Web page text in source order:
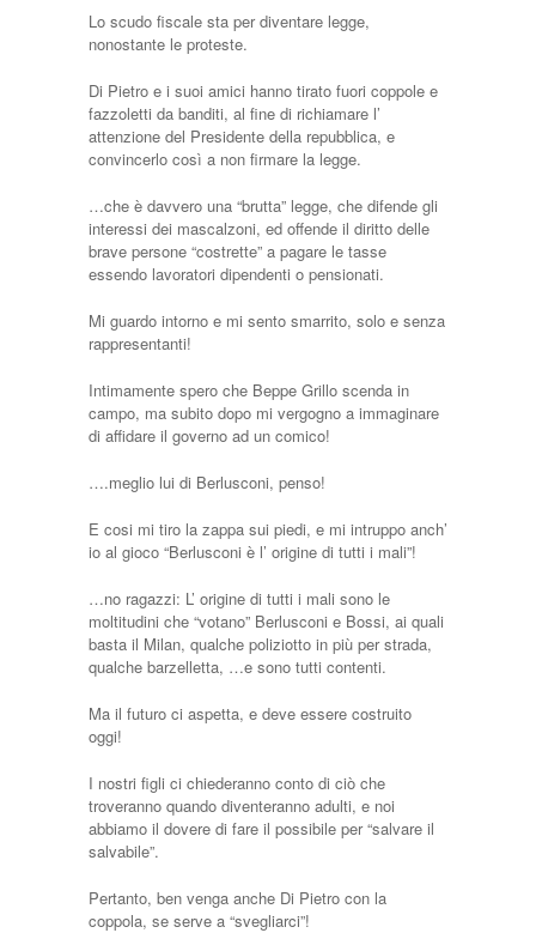
Lo scudo fiscale sta per diventare legge,
nonostante le proteste.
Di Pietro e i suoi amici hanno tirato fuori coppole e
fazzoletti da banditi, al fine di richiamare l’
attenzione del Presidente della repubblica, e
convincerlo così a non firmare la legge.
…che è davvero una “brutta” legge, che difende gli
interessi dei mascalzoni, ed offende il diritto delle
brave persone “costrette” a pagare le tasse
essendo lavoratori dipendenti o pensionati.
Mi guardo intorno e mi sento smarrito, solo e senza
rappresentanti!
Intimamente spero che Beppe Grillo scenda in
campo, ma subito dopo mi vergogno a immaginare
di affidare il governo ad un comico!
….meglio lui di Berlusconi, penso!
E cosi mi tiro la zappa sui piedi, e mi intruppo anch’
io al gioco “Berlusconi è l’ origine di tutti i mali”!
…no ragazzi: L’ origine di tutti i mali sono le
moltitudini che “votano” Berlusconi e Bossi, ai quali
basta il Milan, qualche poliziotto in più per strada,
qualche barzelletta, …e sono tutti contenti.
Ma il futuro ci aspetta, e deve essere costruito
oggi!
I nostri figli ci chiederanno conto di ciò che
troveranno quando diventeranno adulti, e noi
abbiamo il dovere di fare il possibile per “salvare il
salvabile”.
Pertanto, ben venga anche Di Pietro con la
coppola, se serve a “svegliarci”!